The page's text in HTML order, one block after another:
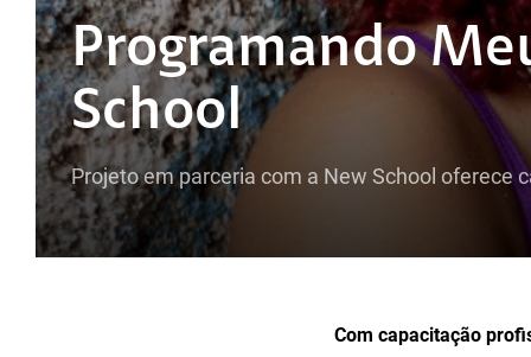
Programando
School
Projeto em parceria com a New School oferece
Com capacitação